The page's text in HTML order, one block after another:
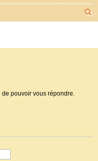
pouvoir vous répondre.